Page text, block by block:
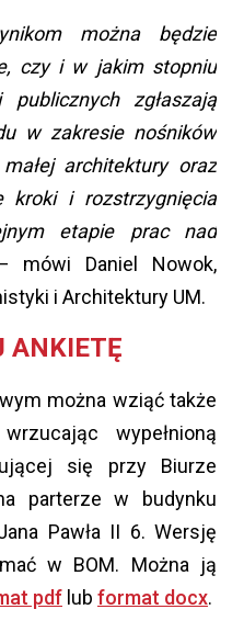
można będzie
czy i w jakim stopniu
zgłaszają
w zakresie nośników
architektury oraz
kroki i rozstrzygnięcia
etapie prac nad
Daniel Nowok,
i Architektury UM.
ANKIETĘ
można wziąć także
wypełnioną
się przy Biurze
parterze w budynku
Pawła II 6. Wersję
w BOM. Można ją
pdf lub format docx.